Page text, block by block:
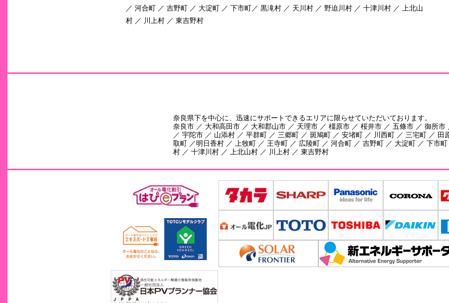
／ 河合町 ／ 吉野町 ／ 大淀町 ／ 下市町／ 黒滝村 ／ 天川村 ／ 野迫川村 ／ 十津川村 ／ 上北山
村 ／ 川上村 ／ 東吉野村
奈良県下を中心に、迅速にサポートできるエリアに限らせていただいております。
奈良市 ／ 大和高田市 ／ 大和郡山市 ／ 天理市 ／ 橿原市 ／ 桜井市 ／ 五條市 ／ 御所
／ 宇陀市 ／ 山添村 ／ 平群町 ／ 三郷町 ／ 斑鳩町 ／ 安堵町 ／ 川西町 ／ 三宅町 ／ 田
取町 ／明日香村 ／ 上牧町 ／ 王寺町 ／ 広陵町 ／ 河合町 ／ 吉野町 ／ 大淀町 ／ 下市町
村 ／ 十津川村 ／ 上北山村 ／ 川上村 ／ 東吉野村